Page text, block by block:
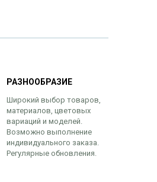
РАЗНООБРАЗИЕ
Широкий выбор товаров,
материалов, цветовых
вариаций и моделей.
Возможно выполнение
индивидуального заказа.
Регулярные обновления.